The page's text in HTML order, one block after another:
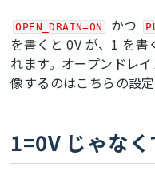
OPEN_DRAIN=ON かつ
を書くと 0V が、1 を
れます。オープンドレ
像するのはこちらの設定
1=0V じゃなく